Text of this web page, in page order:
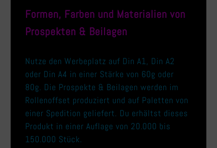
Formen, Farben und Materialien von
Prospekten & Beilagen
Nutze den Werbeplatz auf Din A1, Din A2
oder Din A4 in einer Stärke von 60g oder
80g. Die Prospekte & Beilagen werden im
Rollenoffset produziert und auf Paletten von
einer Spedition geliefert. Du erhältst dieses
Produkt in einer Auflage von 20.000 bis
150.000 Stück.